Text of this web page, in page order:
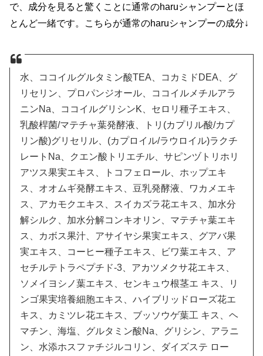
で、成分を見ると驚くことに通常のharuシャンプーとほ
とんど一緒です。こちらが通常のharuシャンプーの成分↓
水、ココイルグルタミン酸TEA、コカミドDEA、グ
リセリン、プロパンジオール、ココイルメチルアラ
ニンNa、ココイルグリシンK、セロリ種子エキス、
乳酸桿菌/マテチャ葉発酵液、トリ(カプリル酸/カプ
リン酸)グリセリル、(カプロイル/ラウロイル)ラクチ
レートNa、クエン酸トリエチル、サピンヅトリホリ
アツス果実エキス、トコフェロール、ホップエキ
ス、オオムギ発酵エキス、豆乳発酵液、ワカメエキ
ス、アカモクエキス、スイカズラ花エキス、加水分
解シルク、加水分解コンキオリン、マテチャ葉エキ
ス、カボス果汁、アサイヤシ果実エキス、グアバ果
実エキス、コーヒー種子エキス、ビワ葉エキス、ア
セチルテトラペプチド-3、アカツメクサ花エキス、
ソメイヨシノ葉エキス、センキュウ根茎エ キス、リ
ンゴ果実培養細胞エキス、ハイブリッドローズ花エ
キス、カミツレ花エキス、ブッソウゲ葉工 キス、ヘ
マチン、海塩、グルタミン酸Na、グリシン、アラニ
ン、水添ホスファチジルコリン、ダイズステ ロー